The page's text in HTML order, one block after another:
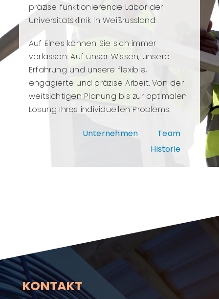
präzise funktionierende Labor der
Universitätsklinik in Weißrussland.
Auf Eines können Sie sich immer
verlassen: Auf unser Wissen, unsere
Erfahrung und unsere flexible,
engagierte und präzise Arbeit. Von der
weitsichtigen Planung bis zur optimalen
Lösung Ihres individuellen Problems.
Unternehmen
Team
Historie
KONTAKT